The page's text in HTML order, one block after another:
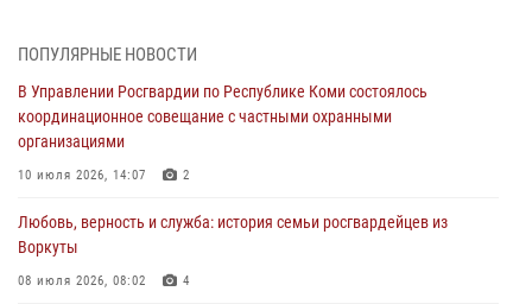
В Санкт-Петербурге прошел окружной этап ежегодного
Всероссийского конкурса профессионального мастерства среди
сотрудников вневедомственной охраны Росгвардии
В Сыктывкаре росгвардейцы приняли участие в молебне в рамках
Дня Крещения Руси и Дня святого равноапостольного князя
ПОПУЛЯРНЫЕ НОВОСТИ
В Управлении Росгвардии по Республике Коми состоялось
координационное совещание с частными охранными
организациями
10 июля 2026, 14:07 2
Любовь, верность и служба: история семьи росгвардейцев из
Воркуты
08 июля 2026, 08:02 4